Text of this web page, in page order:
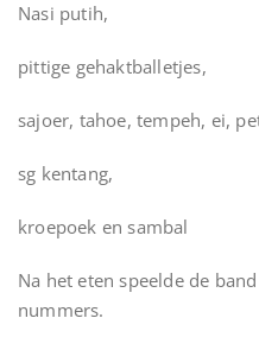
Nasi putih,
pittige gehaktballetjes,
sajoer, tahoe, tempeh, ei,
sg kentang,
kroepoek en sambal
Na het eten speelde de
nummers.